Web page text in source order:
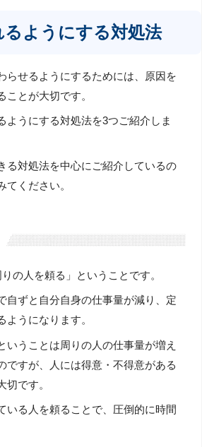
るようにする対処法
らせるようにするためには、原因を
ことが大切です。
ようにする対処法を3つご紹介しま
る対処法を中心にご紹介しているの
てください。
の人を頼る」ということです。
自ずと自分自身の仕事量が減り、定
ようになります。
いうことは周りの人の仕事量が増え
ですが、人には得意・不得意がある
切です。
いる人を頼ることで、圧倒的に時間